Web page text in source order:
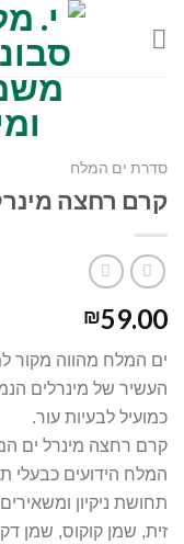
סדרת ים המלח
קרם רחצה מינרל
₪59.00
ים המלח מהווה מקור
העשיר של מינרלים
כמועיל לבעיות עור.
קרם רחצה מינרל ים
המלח הידועים כבעלי
תחושת ניקיון
זית, שמן קוקוס, שמן